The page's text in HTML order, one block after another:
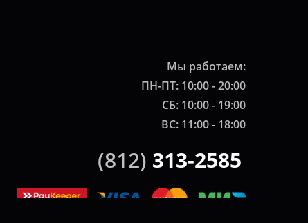
Мы работаем:
ПН-ПТ: 10:00 - 20:00
СБ: 10:00 - 19:00
ВС: 11:00 - 18:00
(812) 313-2585